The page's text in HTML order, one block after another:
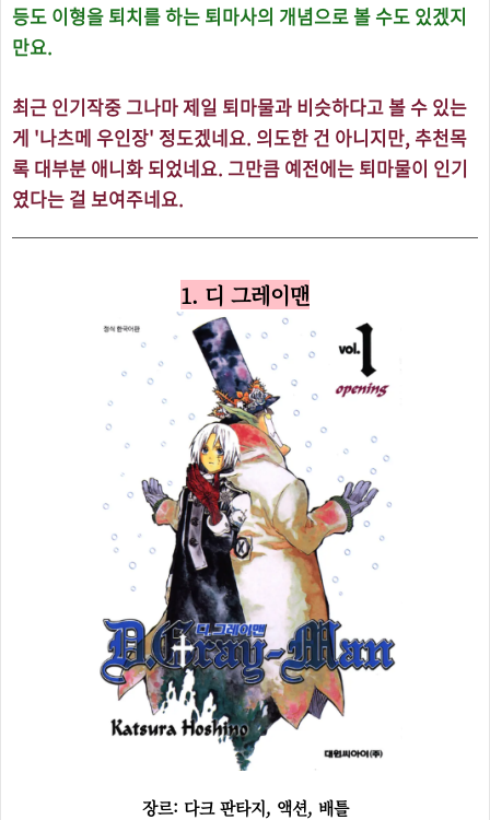
등도 이형을 퇴치를 하는 퇴마사의 개념으로 볼 수도 있겠지
만요.
최근 인기작중 그나마 제일 퇴마물과 비슷하다고 볼 수 있는
게 '나츠메 우인장' 정도겠네요. 의도한 건 아니지만, 추천목
록 대부분 애니화 되었네요. 그만큼 예전에는 퇴마물이 인기
였다는 걸 보여주네요.
1. 디 그레이맨
장르: 다크 판타지, 액션, 배틀